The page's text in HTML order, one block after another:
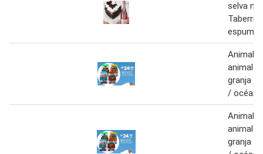
selva
Animak
granja /
/ océano
Animal
granja /